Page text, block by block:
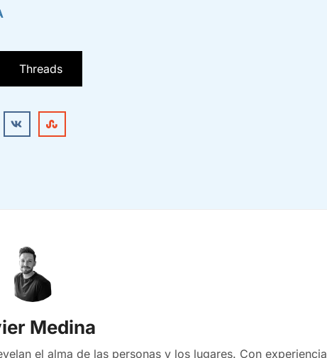
Threads
Medina
el alma de las personas y los lugares. Con experiencia